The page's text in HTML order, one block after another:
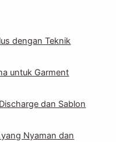
dengan Teknik
untuk Garment
dan Sablon
Nyaman dan